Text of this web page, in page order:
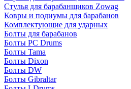
Стулья для барабанщиков Zowag
Ковры и подиумы для барабанов
Комплектующие для ударных
Болты для барабанов
Болты PC Drums
Болты Tama
Болты Dixon
Болты DW
Болты Gibraltar